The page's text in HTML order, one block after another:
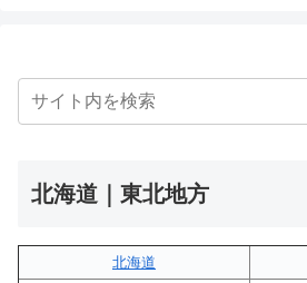
北海道｜東北地方
北海道